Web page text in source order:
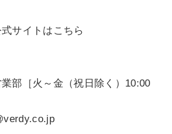
サイトはこちら
部［火～金（祝日除く）10:00